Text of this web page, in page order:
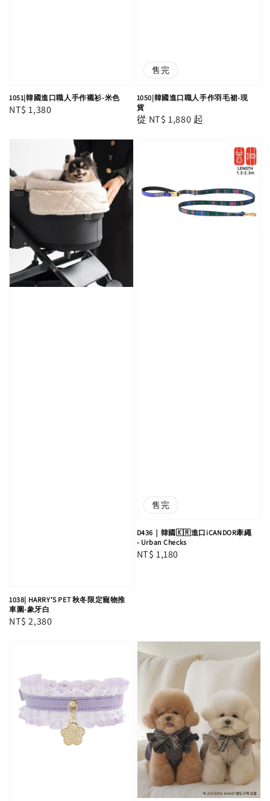
1051|韓國進口職人手作襯衫-米色
Regular
NT$ 1,380
售完
1050|韓國進口職人手作羽毛裙-現
貨
Regular
從 NT$ 1,880 起
1038| HARRY’S PET 秋冬限定寵物推
車圍-象牙白
Regular
NT$ 2,380
售完
D436｜韓國🇰🇷進口iCANDOR牽繩
- Urban Checks
Regular
NT$ 1,180